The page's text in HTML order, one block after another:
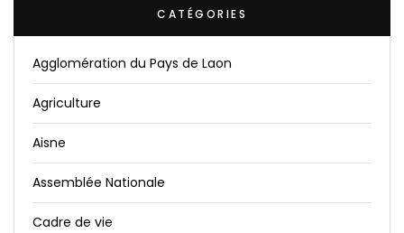
CATÉGORIES
Agglomération du Pays de Laon
Agriculture
Aisne
Assemblée Nationale
Cadre de vie